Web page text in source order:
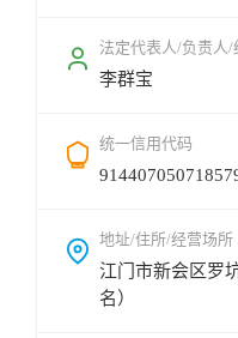
申请指南
地标地图
用户登录
法定代表人/负责人/
李群宝
统一信用代码
地址/住所/经营场所
江门市新会区罗
名）